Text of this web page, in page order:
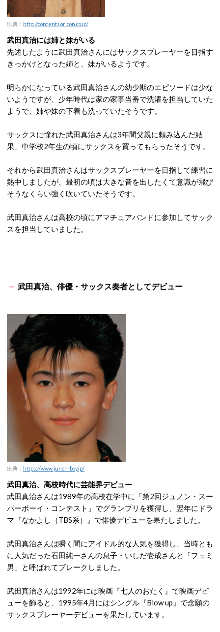
出典： http://contents.oricon.co.jp/
武田真治には姉と妹がいる
先述したように武田真治さんにはサックスプレーヤーを目指す
きっかけとなった姉と、妹がいるようです。
明らかになっている武田真治さんの幼少期のエピソードは少な
いようですが、少年時代は家の家事当番で洗濯を担当していた
ようで、姉や妹の下着も洗っていたそうです。
サックスに憧れた武田真治さんは3年間父親に頼み込んだ結
果、中学校2年生の頃にサックスを買ってもらったそうです。
それから武田真治さんはサックスプレーヤーを目指して練習に
熱中しましたが、最初の頃は大きな音を出したくて意識が飛び
そうなくらい強く吹いていたそうです。
武田真治さんは高校の頃にアマチュアバンドに参加してサック
スを担当していました。
武田真治、俳優・サックス奏者としてデビュー
出典： https://www.junon-boy.jp/
武田真治、高校時代に芸能界デビュー
武田真治さんは1989年の高校在学中に「第2回ジュノン・スー
パーボーイ・コンテスト」でグランプリを獲得し、翌年にドラ
マ『なかよし（TBS系）』で俳優デビューを果たしました。
武田真治さんは瞬く間にアイドル的な人気を獲得し、当時とも
に人気だった石田純一さんの息子・いしだ壱成さんと「フェミ
男」と呼ばれてブレークしました。
武田真治さんは1992年には映画『七人のおたく』で映画デビ
ューを飾ると、1995年4月にはシングル『Blow up』で念願の
サックスプレーヤーデビューを果たしています。